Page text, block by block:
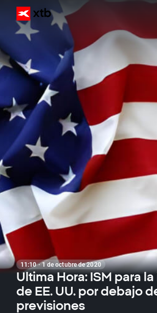
11:10 · 1 de octubre de 2020
Ultima Hora: ISM para
de EE. UU. por debajo
previsiones